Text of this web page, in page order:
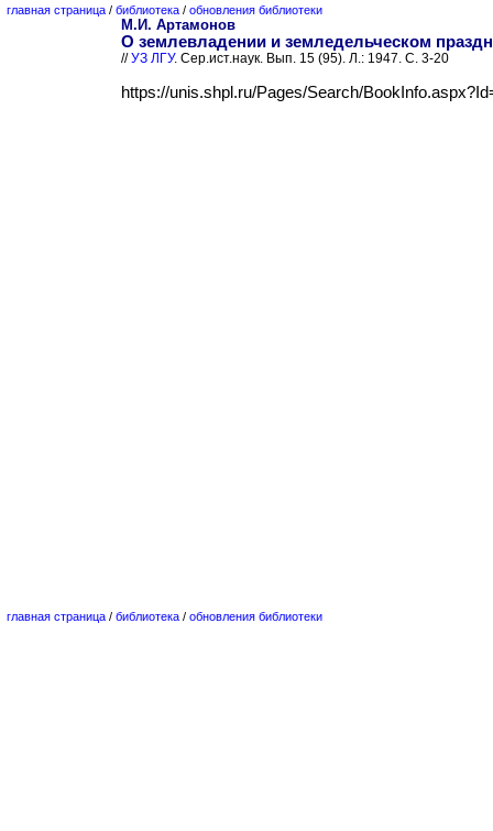
главная страница / библиотека / обновления библиотеки
М.И. Артамонов
О землевладении и земледельческом
//УЗ ЛГУ. Сер.ист.наук. Вып. 15 (95). Л.: 1947. C. 3-20
https://unis.shpl.ru/Pages/Search/
главная страница / библиотека / обновления библиотеки